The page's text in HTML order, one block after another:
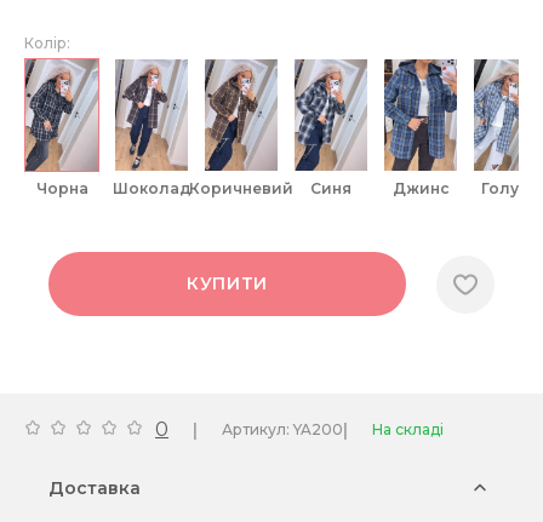
Колір:
чорна шоколад коричневий синя джинс голуба
КУПИТИ
0 | Артикул: YA200| На складі
Доставка